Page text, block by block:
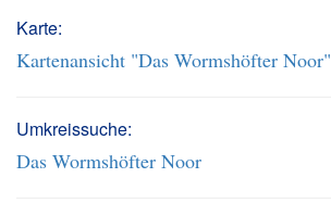
Karte:
Kartenansicht "Das Wormshöfter Noor"
Umkreissuche:
Das Wormshöfter Noor